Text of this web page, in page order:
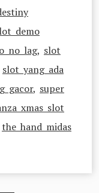
demo
no lag, slot
slot yang ada
gacor, super
xmas slot
the hand midas